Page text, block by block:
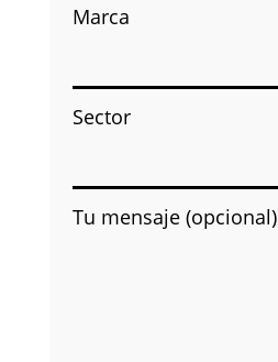
Marca
Sector
Tu mensaje (opcional)